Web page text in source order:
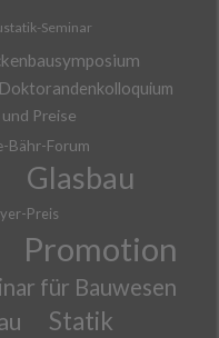
Seminar
Doktorandenkolloquium
Preise
Bähr-Forum
Glasbau
Preis
Promotion
für Bauwesen
Statik